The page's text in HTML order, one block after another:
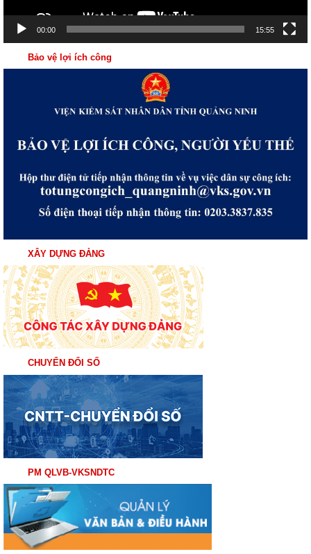
00:00 15:55
Bảo vệ lợi ích công
XÂY DỰNG ĐẢNG
CHUYỂN ĐỔI SỐ
PM QLVB-VKSNDTC